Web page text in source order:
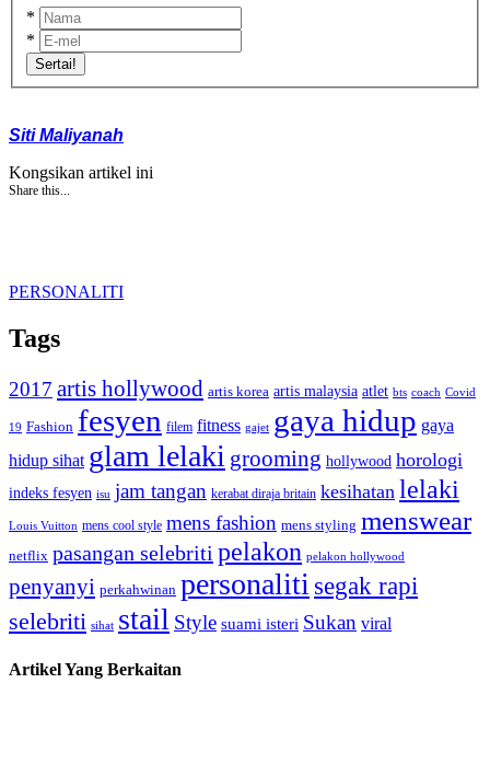
*
*
Sertai!
Siti Maliyanah
Kongsikan artikel ini
Share this...
PERSONALITI
Tags
2017 artis hollywood artis korea artis malaysia atlet bts coach Covid
19 Fashion fesyen filem fitness gajet gaya hidup gaya
hidup sihat glam lelaki grooming hollywood horologi
indeks fesyen isu jam tangan kerabat diraja britain kesihatan lelaki
Louis Vuitton mens cool style mens fashion mens styling menswear
netflix pasangan selebriti pelakon pelakon hollywood
penyanyi perkahwinan personaliti segak rapi
selebriti sihat stail Style suami isteri Sukan viral
Artikel Yang Berkaitan